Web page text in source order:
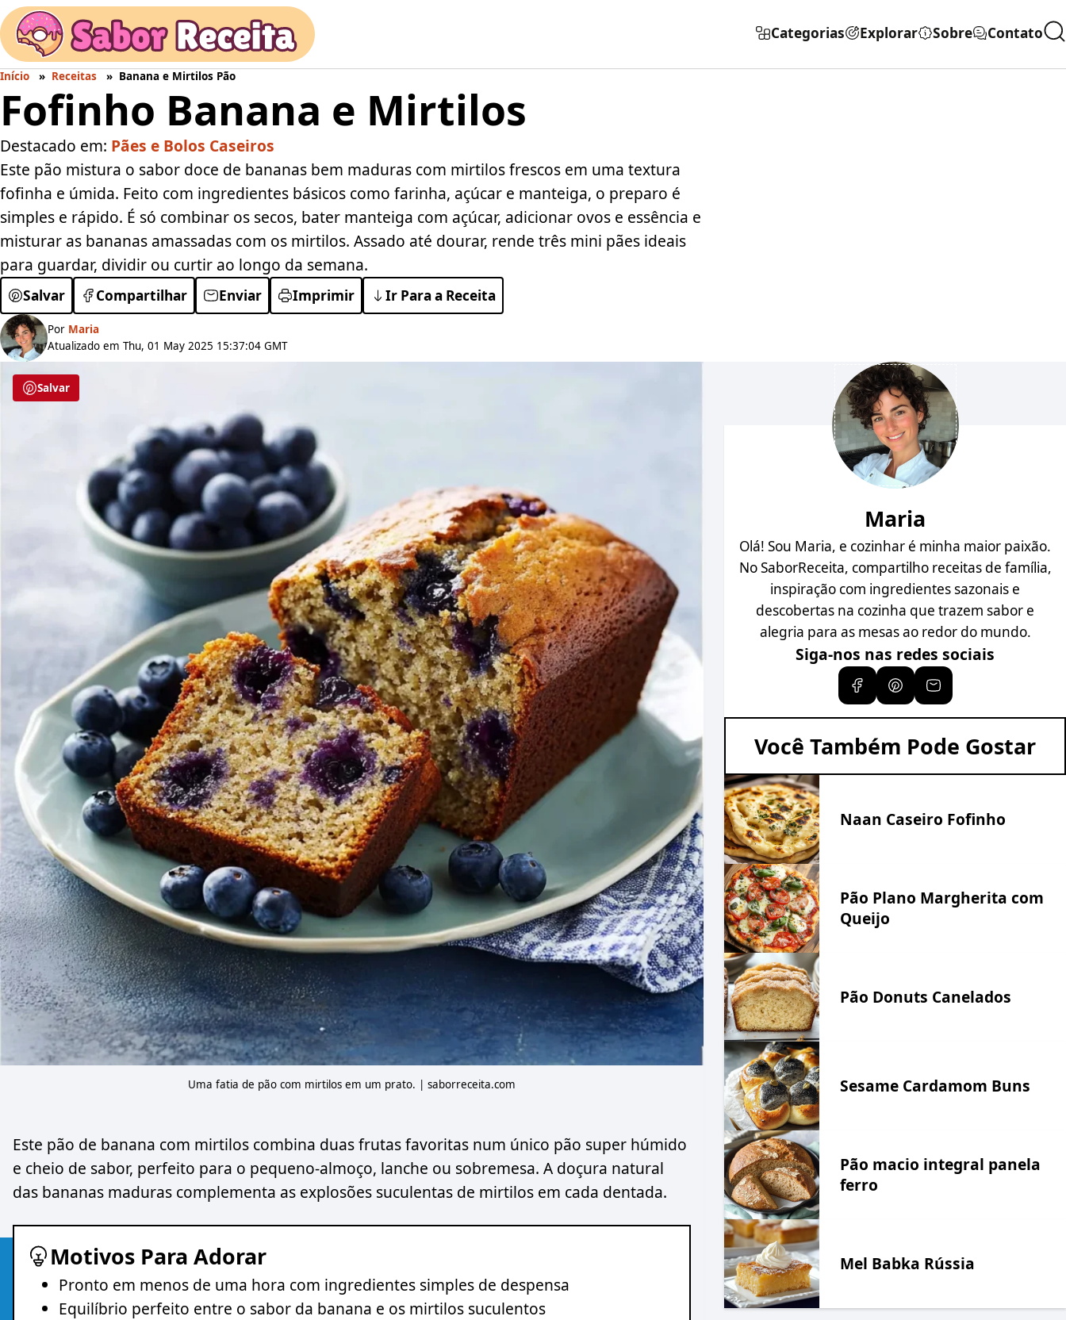
Categorias Explorar Sobre Contato
Início Receitas Banana e Mirtilos Pão
Fofinho Banana e Mirtilos
Destacado em: Pães e Bolos Caseiros
Este pão mistura o sabor doce de bananas bem maduras com mirtilos frescos em uma textura
fofinha e úmida. Feito com ingredientes básicos como farinha, açúcar e manteiga, o preparo é
simples e rápido. É só combinar os secos, bater manteiga com açúcar, adicionar ovos e essência e
misturar as bananas amassadas com os mirtilos. Assado até dourar, rende três mini pães ideais
para guardar, dividir ou curtir ao longo da semana.
Salvar Compartilhar Enviar Imprimir Ir Para a Receita
Por Maria
Atualizado em Thu, 01 May 2025 15:37:04 GMT
Salvar
Uma fatia de pão com mirtilos em um prato. | saborreceita.com
Este pão de banana com mirtilos combina duas frutas favoritas num único pão super húmido
e cheio de sabor, perfeito para o pequeno-almoço, lanche ou sobremesa. A doçura natural
das bananas maduras complementa as explosões suculentas de mirtilos em cada dentada.
Motivos Para Adorar
Pronto em menos de uma hora com ingredientes simples de despensa
Equilíbrio perfeito entre o sabor da banana e os mirtilos suculentos
Maria
Olá! Sou Maria, e cozinhar é minha maior paixão.
No SaborReceita, compartilho receitas de família,
inspiração com ingredientes sazonais e
descobertas na cozinha que trazem sabor e
alegria para as mesas ao redor do mundo.
Siga-nos nas redes sociais
Você Também Pode Gostar
Naan Caseiro Fofinho
Pão Plano Margherita com
Queijo
Pão Donuts Canelados
Sesame Cardamom Buns
Pão macio integral panela
ferro
Mel Babka Rússia